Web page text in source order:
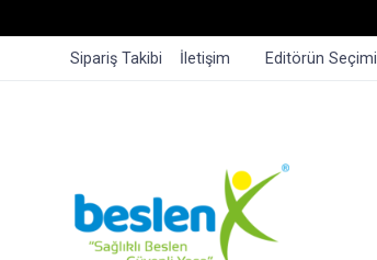
Sipariş Takibi İletişim Editörün Seçimi